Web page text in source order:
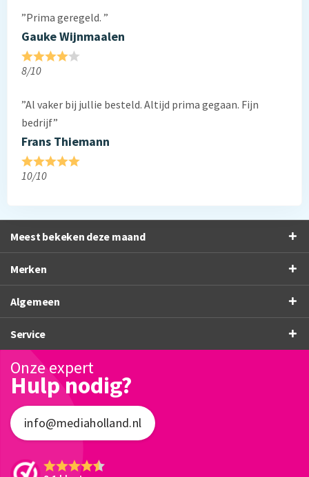
”Prima geregeld. ”
Gauke Wijnmaalen
8/10
”Al vaker bij jullie besteld. Altijd prima gegaan. Fijn
bedrijf”
Frans Thiemann
10/10
Meest bekeken deze maand
Merken
Algemeen
Service
Onze expert
Hulp nodig?
info@mediaholland.nl